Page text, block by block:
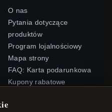
O nas
Pytania dotyczące
produktów
Program lojalnościowy
Mapa strony
FAQ: Karta podarunkowa
Kupony rabatowe